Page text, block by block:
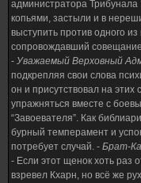
администратора Трибунала
копьями, застыли и в
выступить против одного
сопровождавший
- Уважаемый Верховный
подкрепляя свои слова
он и присутствовал на этих
упражняться вместе с
“Завоевателя”. Как
бурный темперамент и
потребует случай. - Брат-
- Если этот щенок хоть раз
взревел Кхарн, но всё же